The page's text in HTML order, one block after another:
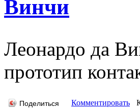
Винчи
Леонардо да
прототип
Поделиться Комментировать